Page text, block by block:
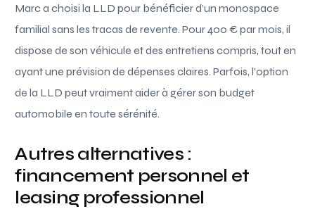
Marc a choisi la LLD pour bénéficier d’un monospace
familial sans les tracas de revente. Pour 400 € par mois, il
dispose de son véhicule et des entretiens compris, tout en
ayant une prévision de dépenses claires. Parfois, l’option
de la LLD peut vraiment aider à gérer son budget
automobile en toute sérénité.
Autres alternatives :
financement personnel et
leasing professionnel